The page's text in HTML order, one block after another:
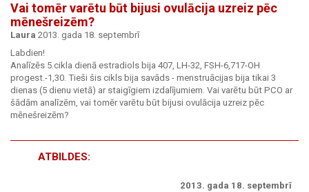
Vai tomēr varētu būt bijusi ovulācija uzreiz pēc
mēnešreizēm?
Laura 2013. gada 18. septembrī
Labdien!
Analīzēs 5.cikla dienā estradiols bija 407, LH-32, FSH-6,717-OH
progest.-1,30. Tieši šis cikls bija savāds - menstruācijas bija tikai 3
dienas (5 dienu vietā) ar staigīgiem izdalījumiem. Vai varētu būt PCO ar
šādām analīzēm, vai tomēr varētu būt bijusi ovulācija uzreiz pēc
mēnešreizēm?
ATBILDES:
2013. gada 18. septembrī